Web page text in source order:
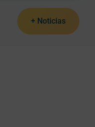
+ Noticias